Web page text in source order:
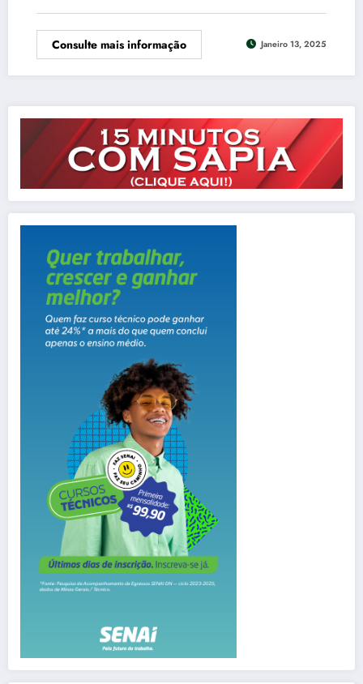
Consulte mais informação Janeiro 13, 2025